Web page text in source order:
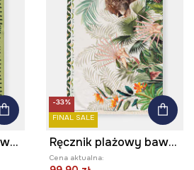
Ręcznik plażowy bawełniany
-33%
FINAL SALE
Ręcznik plażowy bawełniany
Cena aktualna: